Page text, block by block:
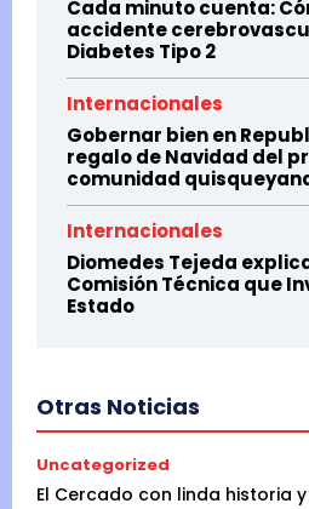
Cada minuto cuenta:
accidente
Diabetes Tipo 2
Internacionales
Gobernar bien en
regalo de Navidad del
comunidad
Internacionales
Diomedes Tejeda
Comisión Técnica que
Estado
Otras Noticias
Uncategorized
El Cercado con linda historia